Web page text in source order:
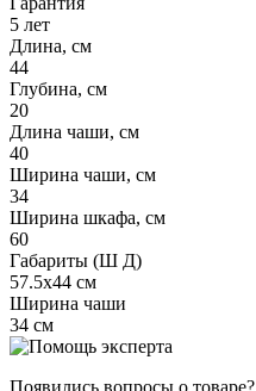
5 лет
Длина, см
44
Глубина, см
20
Длина чаши, см
40
Ширина чаши, см
34
Ширина шкафа, см
60
Габариты (Ш Д)
57.5x44 см
Ширина чаши
34 см
Появились вопросы о товаре?